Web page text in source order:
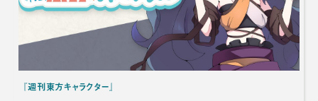
『週刊東方キャラクター』